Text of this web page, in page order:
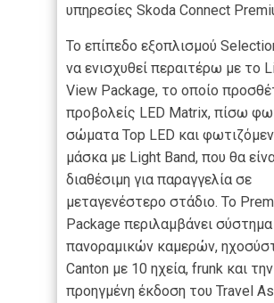
υπηρεσίες Skoda Connect
Το επίπεδο εξοπλισμού
να ενισχυθεί περαιτέρω με το
View Package, το οποίο
προβολείς LED Matrix, πίσω
σώματα Top LED και
μάσκα με Light Band, που θα
διαθέσιμη για παραγγελία σε
μεταγενέστερο στάδιο. Το
Package περιλαμβάνει σύστημα
πανοραμικών καμερών,
Canton με 10 ηχεία, frunk και
προηγμένη έκδοση του Travel